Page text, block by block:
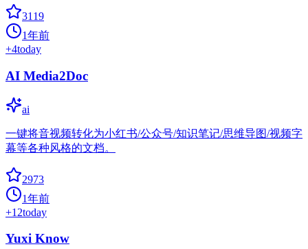
3119
1年前
+4today
AI Media2Doc
ai
一键将音视频转化为小红书/公众号/知识笔记/思维导图/视频字
幕等各种风格的文档。
2973
1年前
+12today
Yuxi Know